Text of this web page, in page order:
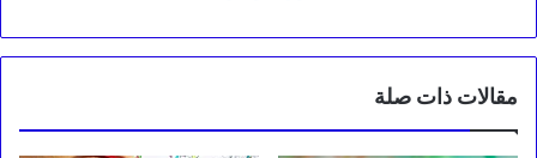
مقالات ذات صلة